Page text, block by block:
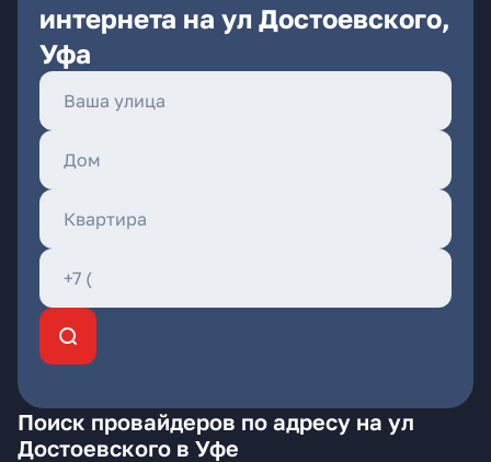
интернета на ул Достоевского,
Уфа
Поиск провайдеров по адресу на ул
Достоевского в Уфе